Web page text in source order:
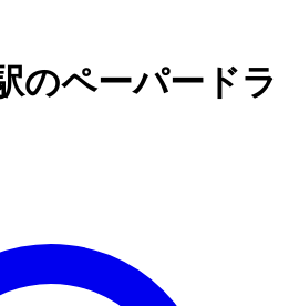
のペーパードラ